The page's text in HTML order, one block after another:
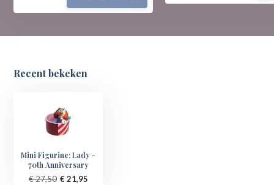
Recent bekeken
Mini Figurine: Lady -
70th Anniversary
€ 27,50 € 21,95